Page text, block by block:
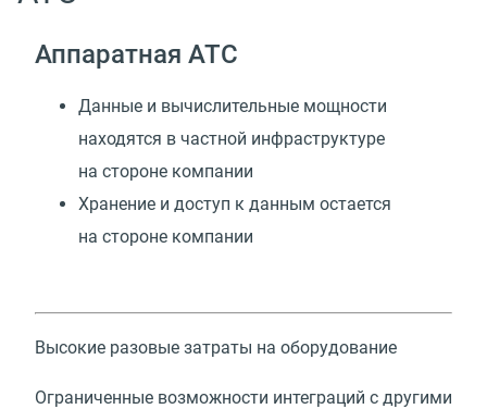
Аппаратная АТС
Данные и вычислительные мощности
находятся в частной инфраструктуре
на стороне компании
Хранение и доступ к данным остается
на стороне компании
Высокие разовые затраты на оборудование
Ограниченные возможности интеграций с другими